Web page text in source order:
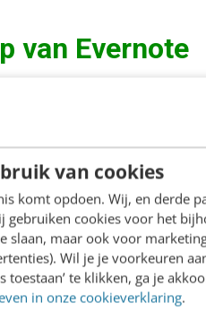
van cookies
komt opdoen. Wij, en derde
gebruiken cookies voor het
slaan, maar ook voor
Wil je je voorkeuren
toestaan’ te klikken, ga je
in onze cookieverklaring.
van Evernote
is dan een
om kunt gaan met
behulp van Evernote.
automatisch door
namelijk een uniek